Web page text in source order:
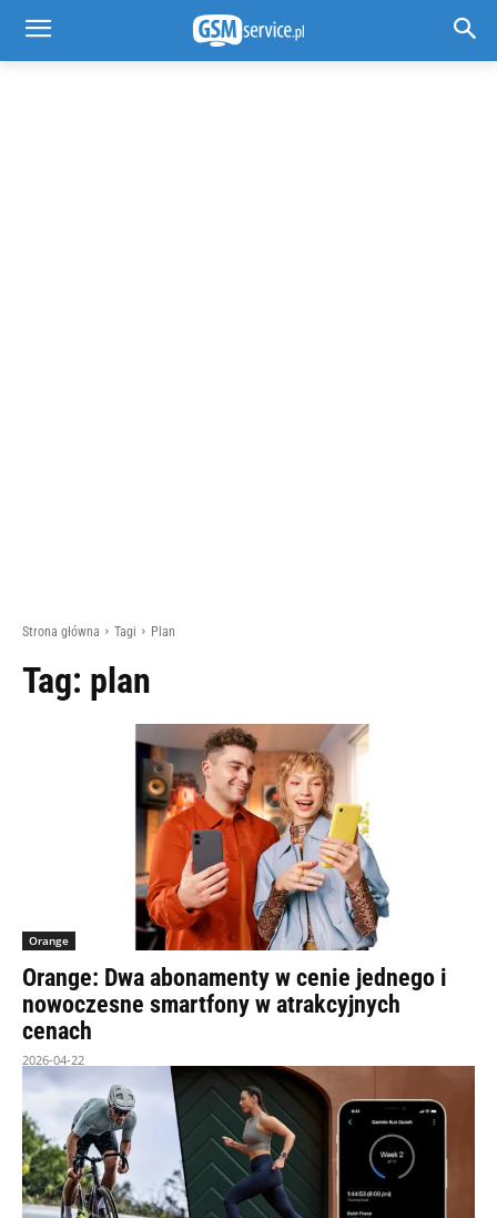
Strona główna Tagi Plan
Tag: plan
Orange
Orange: Dwa abonamenty w cenie jednego i
nowoczesne smartfony w atrakcyjnych
cenach
2026-04-22